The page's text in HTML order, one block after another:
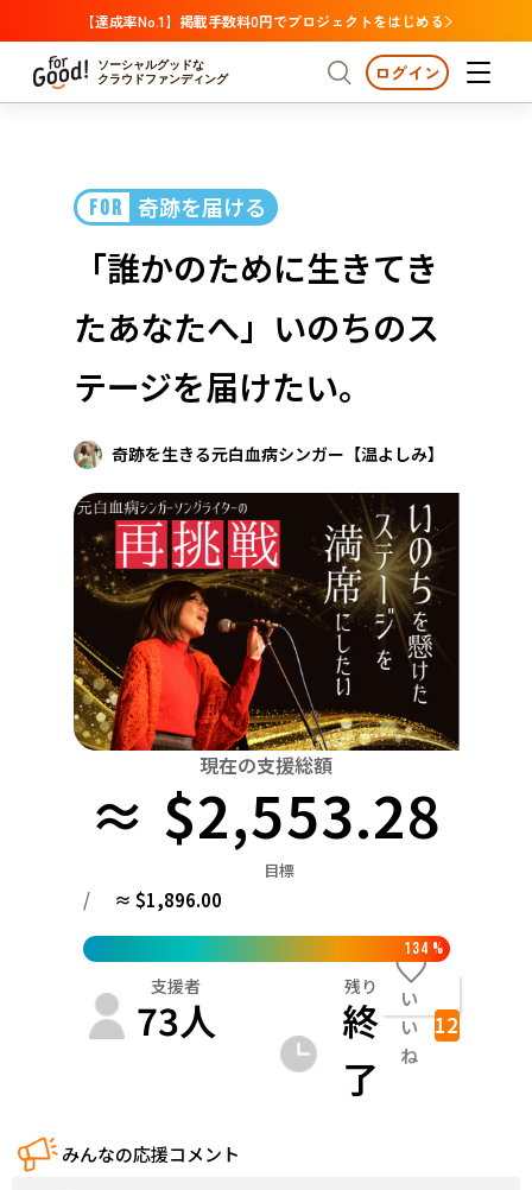
【達成率No.1】掲載手数料0円でプロジェクトをはじめる
ソーシャルグッドな
クラウドファンディング
プロジェクトからさがす
カテゴリーからさがす 国際協力
医療・福祉
人権・マイノリティ
中部
中国
四国
九州・沖縄
注目 新着
支援金額が多い
支援人数が多い
終了日が近い
カテゴリーからさがす
国際協力 医療・福祉
子ども・教育
環境・エシカル
人権・マイノリティ
地域からさがす
北海道・東北
青森 岩手 宮城 秋田 山形
茨城 栃木 群馬 埼玉 千葉 東京
新潟 富山 石川 福井 山梨 長野
三重 滋賀 京都 大阪 兵庫 奈良
岡山 広島 山口
愛媛 高知
佐賀 長崎
ログイン
FOR 奇跡を届ける
「誰かのために生きてき
たあなたへ」いのちのス
テージを届けたい。
奇跡を生きる元白血病シンガー【温よしみ】
現在の支援総額
≈ $2,553.28
目標
/ ≈ $1,896.00
134 %
支援者
73人
残り
終
了
い
い
ね
12
みんなの応援コメント